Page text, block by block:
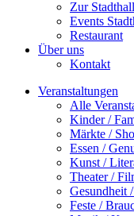
Zur
Events
Restaurant
Über uns
Kontakt
Veranstaltungen
Alle
Kinder /
Märkte /
Essen /
Kunst /
Theater /
Gesundheit
Feste /